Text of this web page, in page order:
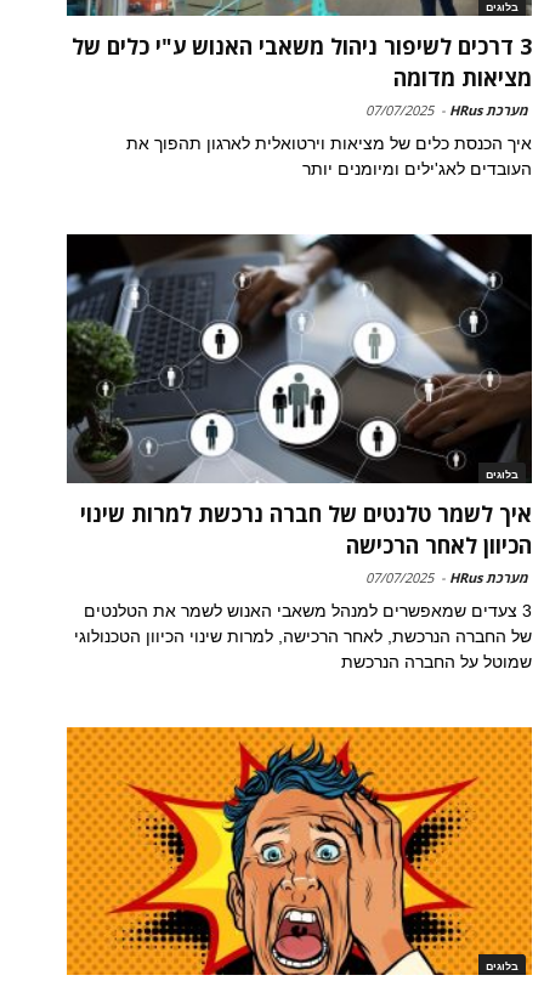
בלוגים
3 דרכים לשיפור ניהול משאבי האנוש ע"י כלים של
מציאות מדומה
מערכת HRus -
07/07/2025
איך הכנסת כלים של מציאות וירטואלית לארגון תהפוך את
העובדים לאג'ילים ומיומנים יותר
בלוגים
איך לשמר טלנטים של חברה נרכשת למרות שינוי
הכיוון לאחר הרכישה
מערכת HRus -
07/07/2025
3 צעדים שמאפשרים למנהל משאבי האנוש לשמר את הטלנטים
של החברה הנרכשת, לאחר הרכישה, למרות שינוי הכיוון הטכנולוגי
שמוטל על החברה הנרכשת
בלוגים